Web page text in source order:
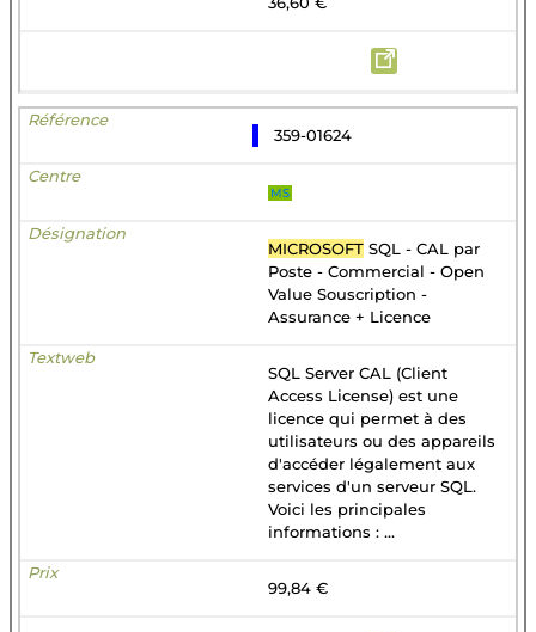
359-01624
MS
MICROSOFT SQL - CAL par
Poste - Commercial - Open
Value Souscription -
Assurance + Licence
SQL Server CAL (Client
Access License) est une
licence qui permet à des
utilisateurs ou des appareils
d'accéder légalement aux
services d'un serveur SQL.
Voici les principales
informations : ...
99,84 €